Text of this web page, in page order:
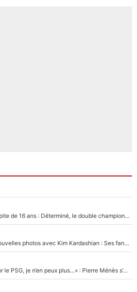
Le PSG veut s'offrir une pépite de 16 ans : Déterminé, le double champion d'Europe en titre est prêt à lâcher 40M€ pour celui que l'on compare déjà à Vinicius Jr !
Lewis Hamilton poste de nouvelles photos avec Kim Kardashian : Ses fans le voient déjà redevenir champion du monde de F1 grâce à elle !
«Un très mauvais choix pour le PSG, je n’en peux plus…» : Pierre Ménès s’est complètement trompé avec Luis Enrique et ces déclarations le prouvent !